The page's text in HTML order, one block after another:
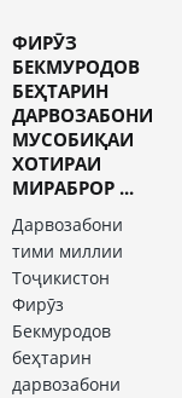
ФИРӮЗ
БЕКМУРОДОВ
БЕҲТАРИН
ДАРВОЗАБОНИ
МУСОБИҚАИ
ХОТИРАИ
МИРАБРОР ...
Дарвозабони
тими миллии
Тоҷикистон
Фирӯз
Бекмуродов
беҳтарин
дарвозабони